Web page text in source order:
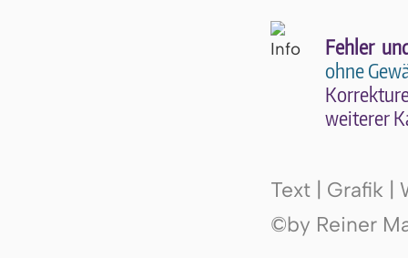
Fehler
ohne
wei­te­rer
Text | Grafik |
©by Reiner